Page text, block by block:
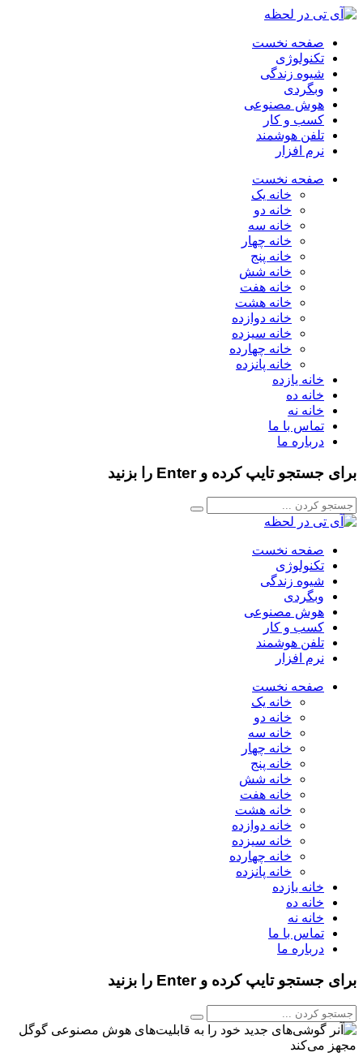
صفحه نخست
تکنولوژی
شیوه زندگی
وبگردی
هوش مصنوعی
کسب و کار
تلفن هوشمند
نرم افزار
صفحه نخست
خانه یک
خانه دو
خانه سه
خانه چهار
خانه پنج
خانه شش
خانه هفت
خانه هشت
خانه دوازده
خانه سیزده
خانه چهارده
خانه پانزده
خانه یازده
خانه ده
خانه نه
تماس با ما
درباره ما
برای جستجو تایپ کرده و Enter را بزنید
صفحه نخست
تکنولوژی
شیوه زندگی
وبگردی
هوش مصنوعی
کسب و کار
تلفن هوشمند
نرم افزار
صفحه نخست
خانه یک
خانه دو
خانه سه
خانه چهار
خانه پنج
خانه شش
خانه هفت
خانه هشت
خانه دوازده
خانه سیزده
خانه چهارده
خانه پانزده
خانه یازده
خانه ده
خانه نه
تماس با ما
درباره ما
برای جستجو تایپ کرده و Enter را بزنید